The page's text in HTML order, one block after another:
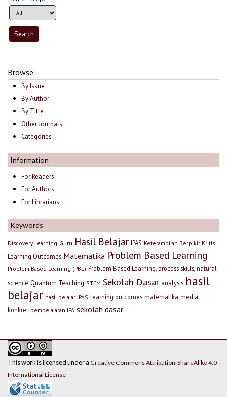
Browse
By Issue
By Author
By Title
Other Journals
Categories
Information
For Readers
For Authors
For Librarians
Keywords
Discovery Learning Guru Hasil Belajar IPAS Keterampilan Berpikir Kritis
Learning Outcomes Matematika Problem Based Learning
Problem Based Learning (PBL) Problem Based Learning, process skills, natural
science Quantum Teaching STEM Sekolah Dasar analysis hasil
belajar hasil belajar IPAS learning outcomes matematika media
konkret pembelajaran IPA sekolah dasar
This work is licensed under a Creative Commons Attribution-ShareAlike 4.0
International License